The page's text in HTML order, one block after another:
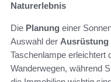
Naturerlebnis
Die Planung einer
Auswahl der Ausrüstung
Taschenlampe erleichtert
Wanderwegen, während